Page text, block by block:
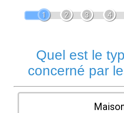
1 2 3 4
Quel est le
concerné par